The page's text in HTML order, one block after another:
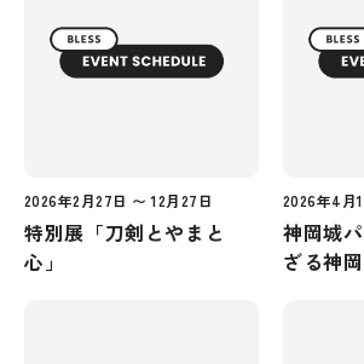
2026年2月27日 〜 12月27日
特別展「刀剣とやまと
心」
2026年4月
神岡城
ざる神岡